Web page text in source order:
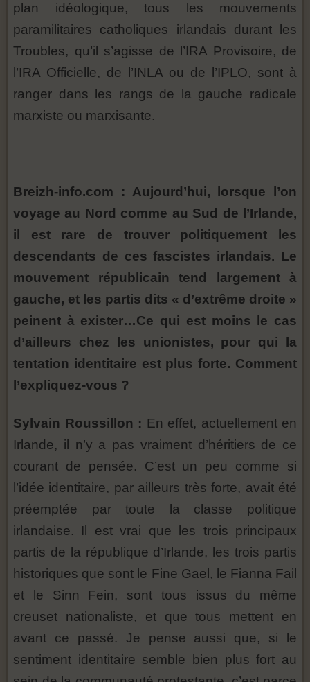
plan idéologique, tous les mouvements
paramilitaires catholiques irlandais durant les
Troubles, qu’il s’agisse de l’IRA Provisoire, de
l’IRA Officielle, de l’INLA ou de l’IPLO, sont à
ranger dans les rangs de la gauche radicale
marxiste ou marxisante.
Breizh-info.com : Aujourd’hui, lorsque l’on
voyage au Nord comme au Sud de l’Irlande,
il est rare de trouver politiquement les
descendants de ces fascistes irlandais. Le
mouvement républicain tend largement à
gauche, et les partis dits « d’extrême droite »
peinent à exister…Ce qui est moins le cas
d’ailleurs chez les unionistes, pour qui la
tentation identitaire est plus forte. Comment
l’expliquez-vous ?
Sylvain Roussillon : En effet, actuellement en
Irlande, il n’y a pas vraiment d’héritiers de ce
courant de pensée. C’est un peu comme si
l’idée identitaire, par ailleurs très forte, avait été
préemptée par toute la classe politique
irlandaise. Il est vrai que les trois principaux
partis de la république d’Irlande, les trois partis
historiques que sont le Fine Gael, le Fianna Fail
et le Sinn Fein, sont tous issus du même
creuset nationaliste, et que tous mettent en
avant ce passé. Je pense aussi que, si le
sentiment identitaire semble bien plus fort au